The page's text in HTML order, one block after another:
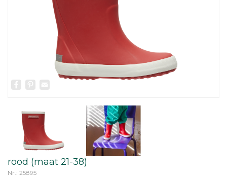
Facebook
Pinterest
rood (maat 21-38)
Nr.: 25895